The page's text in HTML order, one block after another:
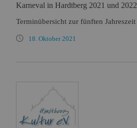
Karneval in Hardtberg 2021 und 2022
Terminübersicht zur fünften Jahreszeit
18. Oktober 2021